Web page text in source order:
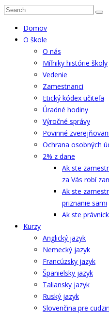
Domov
O škole
O nás
Míľniky histórie školy
Vedenie
Zamestnanci
Etický kódex učiteľa
Úradné hodiny
Výročné správy
Povinné
Ochrana osobných
2% z dane
Ak ste
za Vás robí
Ak ste
priznanie sami
Ak ste
Kurzy
Anglický jazyk
Nemecký jazyk
Francúzsky jazyk
Španielsky jazyk
Taliansky jazyk
Ruský jazyk
Slovenčina pre